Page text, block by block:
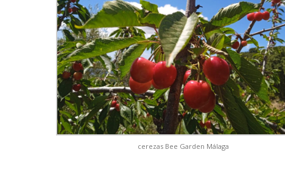
cerezas Bee Garden Málaga